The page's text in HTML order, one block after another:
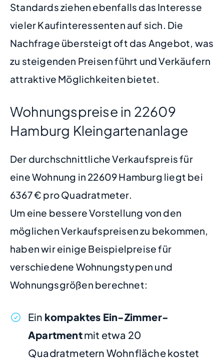
Standards ziehen ebenfalls das Interesse
vieler Kaufinteressenten auf sich. Die
Nachfrage übersteigt oft das Angebot, was
zu steigenden Preisen führt und Verkäufern
attraktive Möglichkeiten bietet.
Wohnungspreise in 22609
Hamburg Kleingartenanlage
Der durchschnittliche Verkaufspreis für
eine Wohnung in 22609 Hamburg liegt bei
6367 € pro Quadratmeter.
Um eine bessere Vorstellung von den
möglichen Verkaufspreisen zu bekommen,
haben wir einige Beispielpreise für
verschiedene Wohnungstypen und
Wohnungsgrößen berechnet:
Ein kompaktes Ein-Zimmer-
Apartmentmit etwa 20
Quadratmetern Wohnfläche kostet